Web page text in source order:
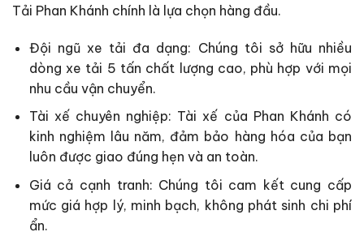
Tải Phan Khánh chính là lựa chọn hàng đầu.
Đội ngũ xe tải đa dạng: Chúng tôi sở hữu nhiều
dòng xe tải 5 tấn chất lượng cao, phù hợp với mọi
nhu cầu vận chuyển.
Tài xế chuyên nghiệp: Tài xế của Phan Khánh có
kinh nghiệm lâu năm, đảm bảo hàng hóa của bạn
luôn được giao đúng hẹn và an toàn.
Giá cả cạnh tranh: Chúng tôi cam kết cung cấp
mức giá hợp lý, minh bạch, không phát sinh chi phí
ẩn.